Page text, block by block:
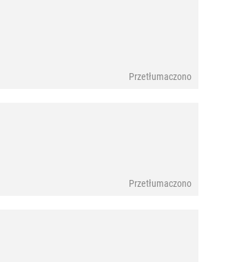
Przetłumaczono
Przetłumaczono